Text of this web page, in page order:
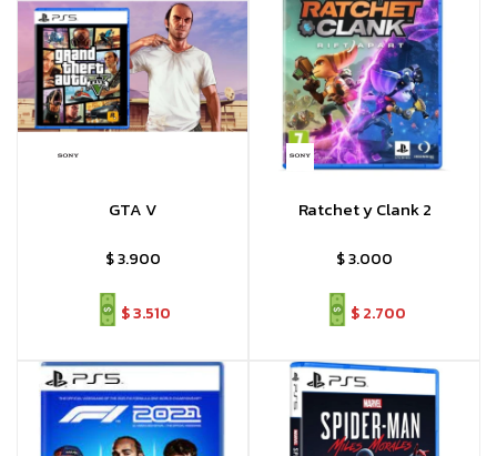
GTA V
$3.900
$3.510
Ratchet y Clank 2
$3.000
$ 2.700